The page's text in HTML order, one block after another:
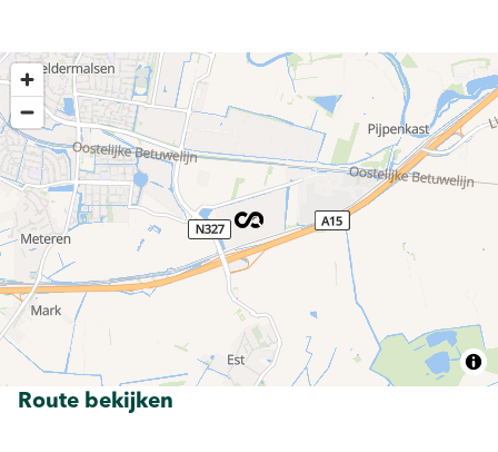
Route bekijken